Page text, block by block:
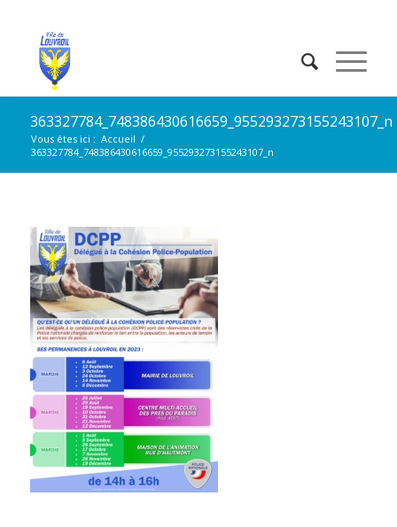
363327784_748386430616659_955293273155243107_n
Vous êtes ici : Accueil /
363327784_748386430616659_955293273155243107_n